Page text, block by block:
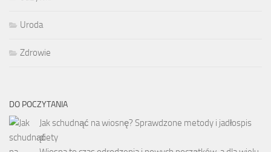
Uroda
Zdrowie
DO POCZYTANIA
Jak schudnąć na wiosnę? Sprawdzone metody i jadłospis
diety